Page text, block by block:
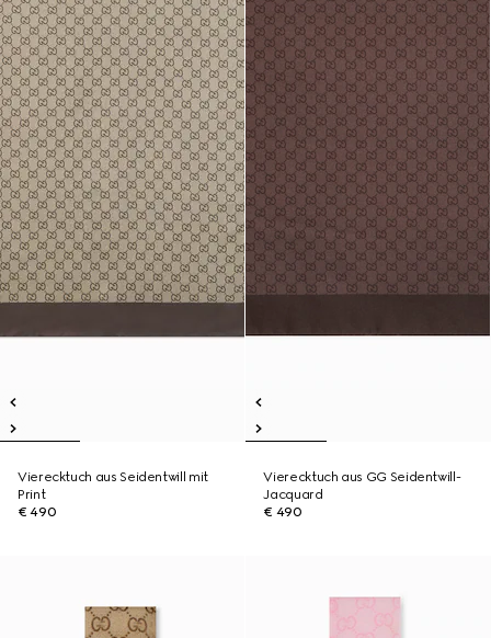
Vierecktuch aus Seidentwill mit
Print
€ 490
Vierecktuch aus GG Seidentwill-
Jacquard
€ 490